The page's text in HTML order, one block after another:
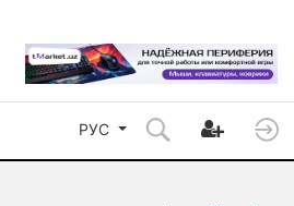
РУС